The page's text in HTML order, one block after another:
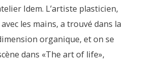
Idem. L’artiste plasticien,
les mains, a trouvé dans la
organique, et on se
dans «The art of life»,